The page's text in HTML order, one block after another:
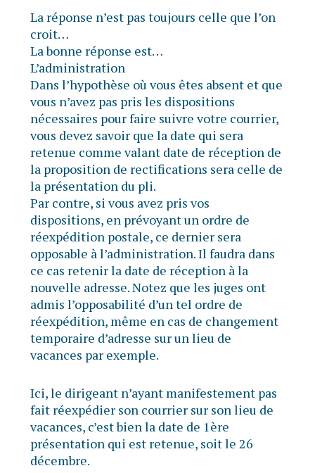
La réponse n’est pas toujours celle que l’on
croit…
La bonne réponse est…
L’administration
Dans l’hypothèse où vous êtes absent et que
vous n’avez pas pris les dispositions
nécessaires pour faire suivre votre courrier,
vous devez savoir que la date qui sera
retenue comme valant date de réception de
la proposition de rectifications sera celle de
la présentation du pli.
Par contre, si vous avez pris vos
dispositions, en prévoyant un ordre de
réexpédition postale, ce dernier sera
opposable à l’administration. Il faudra dans
ce cas retenir la date de réception à la
nouvelle adresse. Notez que les juges ont
admis l’opposabilité d’un tel ordre de
réexpédition, même en cas de changement
temporaire d’adresse sur un lieu de
vacances par exemple.
Ici, le dirigeant n’ayant manifestement pas
fait réexpédier son courrier sur son lieu de
vacances, c’est bien la date de 1ère
présentation qui est retenue, soit le 26
décembre.